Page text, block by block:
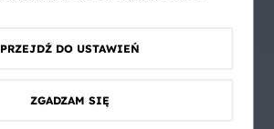
PRZEJDŹ DO USTAWIEŃ
ZGADZAM SIĘ